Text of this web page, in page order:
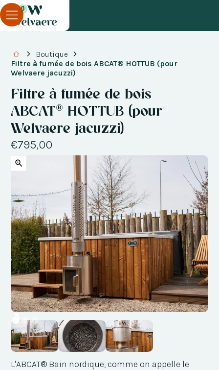
0
Boutique
Filtre à fumée de bois ABCAT® HOTTUB (pour
Welvaere jacuzzi)
Filtre à fumée de bois
ABCAT® HOTTUB (pour
Welvaere jacuzzi)
€795,00
L'ABCAT® Bain nordique, comme on appelle le